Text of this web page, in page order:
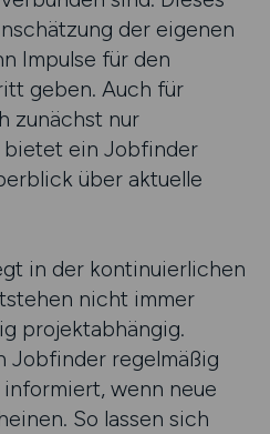
der eigenen
Impulse für den
geben. Auch für
zunächst nur
ein Jobfinder
über aktuelle
in der kontinuierlichen
nicht immer
projektabhängig.
Jobfinder regelmäßig
wenn neue
So lassen sich